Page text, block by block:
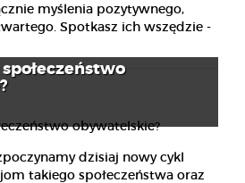
myślenia pozytywnego,
Spotkasz ich wszędzie -
dzisiaj nowy cykl
takiego społeczeństwa oraz